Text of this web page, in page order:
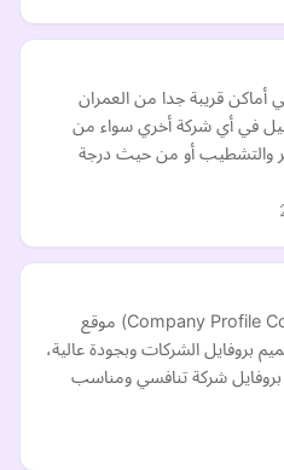
أماكن قريبة جدا من العمران
في أي شركة أخري سواء من
والتشطيب أو من حيث درجة
موقع (عمل بروفايل الشركات - Company Profile Co) موقع
الشركات وبجودة عالية،
شركة تنافسي ومناسب